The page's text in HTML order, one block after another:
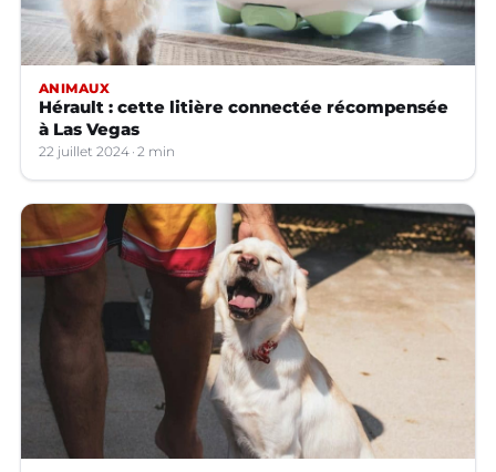
ANIMAUX
Hérault : cette litière connectée récompensée
à Las Vegas
22 juillet 2024 2 min